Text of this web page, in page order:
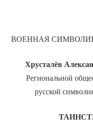
ВОЕННАЯ
Хрусталёв
Региональной
русской